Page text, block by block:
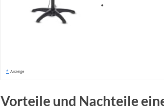
* Anzeige
Vorteile und Nachteile